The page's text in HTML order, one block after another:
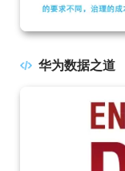
华为数据之道